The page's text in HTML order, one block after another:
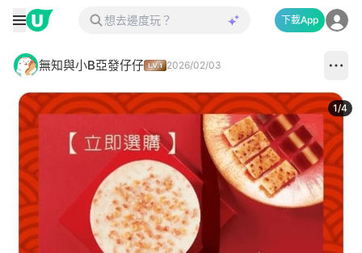
下載App
無知與小B亞發仔仔 2026/02/03
1/4